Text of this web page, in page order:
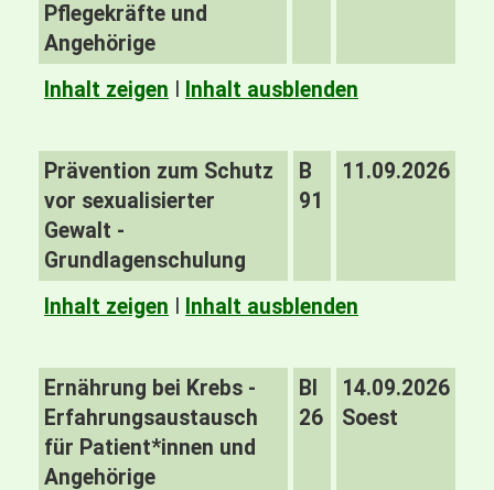
Pflegekräfte und
Angehörige
Inhalt zeigen Inhalt ausblenden
Prävention zum Schutz
vor sexualisierter
Gewalt -
Grundlagenschulung
B
91
11.09.2026
Inhalt zeigen Inhalt ausblenden
Ernährung bei Krebs -
Erfahrungsaustausch
für Patient*innen und
Angehörige
BI
26
14.09.2026
Soest